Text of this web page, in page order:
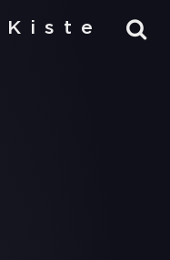
Kiste